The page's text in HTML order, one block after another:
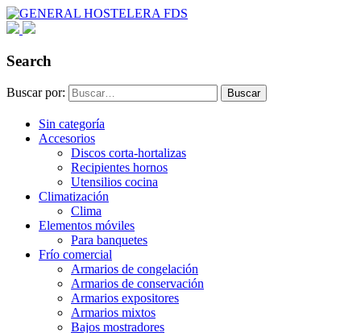
Search
Buscar por: Buscar
Sin categoría
Accesorios
Discos corta-hortalizas
Recipientes hornos
Utensilios cocina
Climatización
Clima
Elementos móviles
Para banquetes
Frío comercial
Armarios de congelación
Armarios de conservación
Armarios expositores
Armarios mixtos
Bajos mostradores